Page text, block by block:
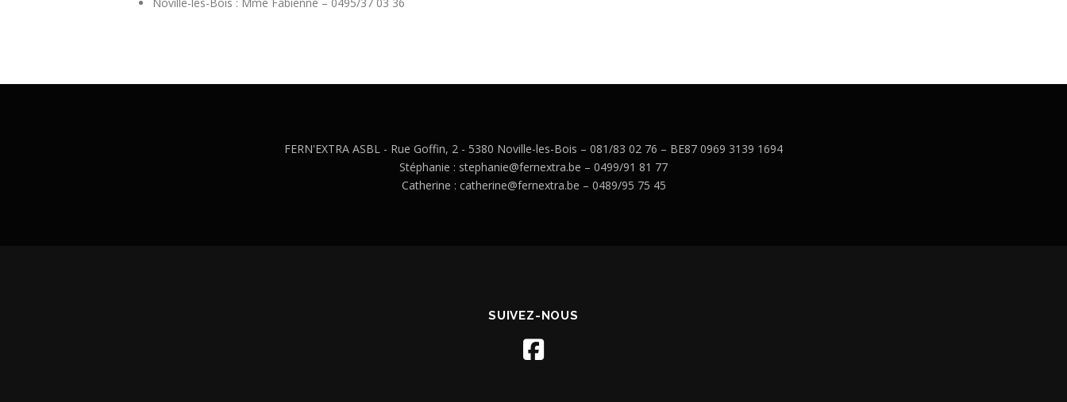
FERN'EXTRA ASBL - Rue Goffin, 2 - 5380 Noville-les-Bois – 081/83 02 76 – BE87 0969 3139 1694
Stéphanie : stephanie@fernextra.be – 0499/91 81 77
Catherine : catherine@fernextra.be – 0489/95 75 45
SUIVEZ-NOUS